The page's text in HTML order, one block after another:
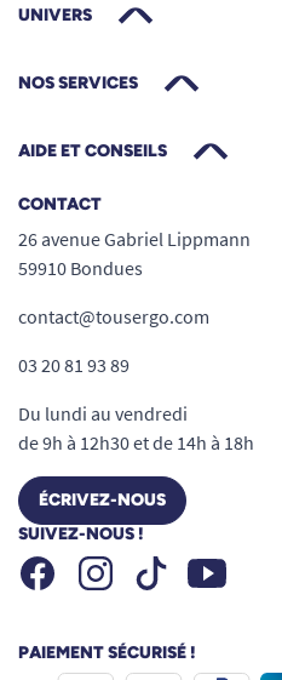
UNIVERS
NOS SERVICES
AIDE ET CONSEILS
CONTACT
26 avenue Gabriel Lippmann
59910 Bondues
contact@tousergo.com
03 20 81 93 89
Du lundi au vendredi
de 9h à 12h30 et de 14h à 18h
ÉCRIVEZ-NOUS
SUIVEZ-NOUS !
FacebookInstagramTiktok Youtube
PAIEMENT SÉCURISÉ !